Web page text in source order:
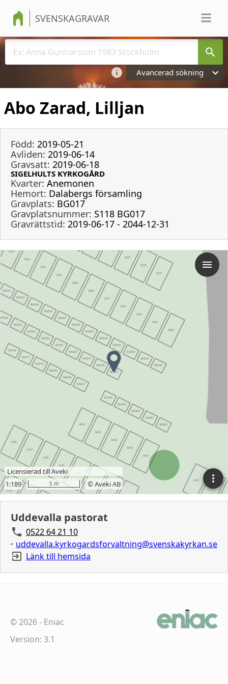
SVENSKAGRAVAR
Avancerad sökning
Abo Zarad, Lilljan
Född: 2019-05-21
Avliden: 2019-06-14
Gravsatt: 2019-06-18
SIGELHULTS KYRKOGÅRD
Kvarter: Anemonen
Hemort: Dalabergs församling
Gravplats: BG017
Gravplatsnummer: S118 BG017
Gravrättstid: 2019-06-17 - 2044-12-31
Uddevalla pastorat
0522 64 21 10
uddevalla.kyrkogardsforvaltning@svenskakyrkan.se
Länk till hemsida
©2026- Eniac
Version: 3.1